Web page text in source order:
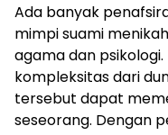
Ada banyak
mimpi suami
agama dan
kompleksitas dari
tersebut dapat
seseorang. Dengan